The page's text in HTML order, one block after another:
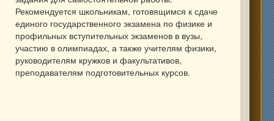
Рекомендуется школьникам, готовящимся к сдаче
единого государственного экзамена по физике и
профильных вступительных экзаменов в вузы,
участию в олимпиадах, а также учителям физики,
руководителям кружков и факультативов,
преподавателям подготовительных курсов.